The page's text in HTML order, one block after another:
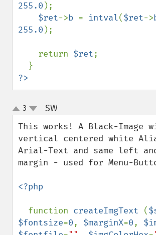
255.0 );
$ret->b = intval($ret->
255.0 );
    return
$ret;
?>
up
down
3 SW¶
This works! A Black-Image
vertical centered white
Arial-Text and same left
margin - used for Menu-
<?php
function createImgText (
$fontsize=0, $marginX=0,